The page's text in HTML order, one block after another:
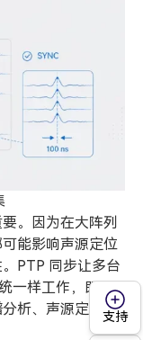
。因为在大阵列
能影响声源定位
PTP 同步让多台
一样工作，既保
析、声源定位、
支持